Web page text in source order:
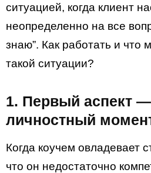
ситуацией, когда клиент
неопределенно на все
знаю”. Как работать и что
такой ситуации?
1. Первый аспект
личностный
Когда коучем овладевает
что он недостаточно